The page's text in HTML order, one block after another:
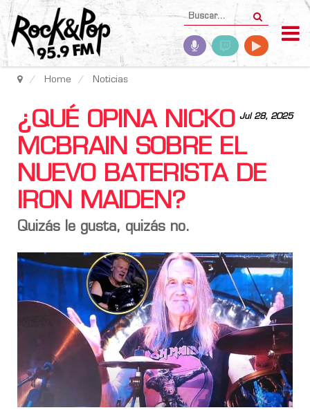
Home Noticias
Jul 28, 2025
¿QUÉ OPINA NICKO
MCBRAIN SOBRE EL
NUEVO BATERISTA DE
IRON MAIDEN?
Quizás le gusta, quizás no.